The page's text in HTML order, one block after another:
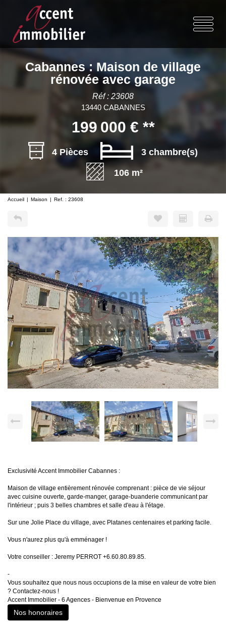
Cabannes : Maison de village
rénovée avec garage
Réf : 23608
13440 CABANNES
199 000 € **
4 Pièces 3 chambre(s)
106 m²
Accueil Maison Ref. : 23608
Exclusivité Accent Immobilier Cabannes :
Maison de village entièrement rénovée comprenant : pièce de vie séjour
avec cuisine ouverte, garde-manger, garage-buanderie communicant par
l'intérieur ; puis 3 belles chambres et salle d'eau à l'étage.
Sur une Jolie Place du village, avec Platanes centenaires et parking facile.
Vous n'aurez plus qu'à emménager !
Votre conseiller : Jeremy PERROT +6.60.80.89.85.
-
Vous souhaitez que nous nous occupions de la mise en valeur de votre bien
? Contactez-nous !
Accent Immobilier - 6 Agences - Bienvenue en Provence
Nos honoraires